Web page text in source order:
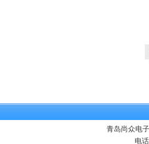
青岛尚众电
电